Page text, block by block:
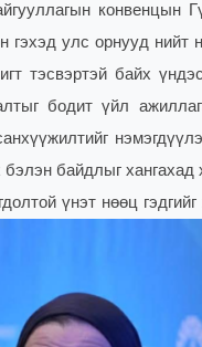
конвенцын
улс орнууд нийт
тэсвэртэй байх
бодит үйл
байдлыг хангахад
үнэт нөөц